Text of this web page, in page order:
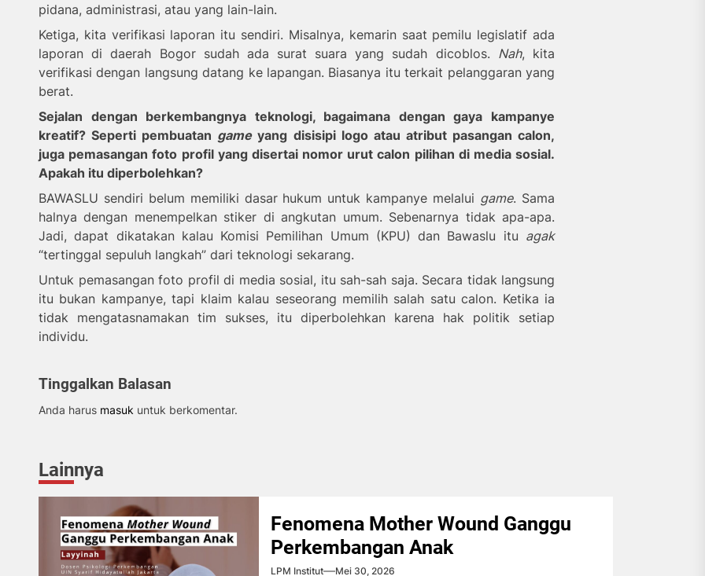
pidana, administrasi, atau yang lain-lain.
Ketiga, kita verifikasi laporan itu sendiri. Misalnya, kemarinsaat pemilu legislatif ada
laporan di daerah Bogor sudah ada surat suara yang sudah dicoblos. Nah, kita
verifikasi dengan langsung datang ke lapangan. Biasanya itu terkait pelanggaran yang
berat.
Sejalan dengan berkembangnya teknologi, bagaimana dengangaya kampanye
kreatif? Seperti pembuatan game yang disisipi logo atau atribut pasangan calon,
juga pemasangan foto profilyang disertai nomor urut calon pilihan di media sosial.
Apakah itu diperbolehkan?
BAWASLU sendiri belum memiliki dasar hukum untuk kampanye melalui game. Sama
halnya dengan menempelkan stiker di angkutan umum. Sebenarnya tidak apa-apa.
Jadi, dapat dikatakan kalau Komisi Pemilihan Umum (KPU) dan Bawaslu itu agak
“tertinggal sepuluh langkah” dari teknologi sekarang.
Untuk pemasangan foto profil di media sosial, itu sah-sah saja. Secara tidak langsung
itu bukan kampanye, tapi klaim kalau seseorang memilihsalah satu calon. Ketika ia
tidak mengatasnamakan tim sukses, itu diperbolehkan karena hak politik setiap
individu.
Tinggalkan Balasan
Anda harus masuk untuk berkomentar.
Lainnya
Fenomena Mother Wound Ganggu
Perkembangan Anak
LPM Institut Mei 30, 2026